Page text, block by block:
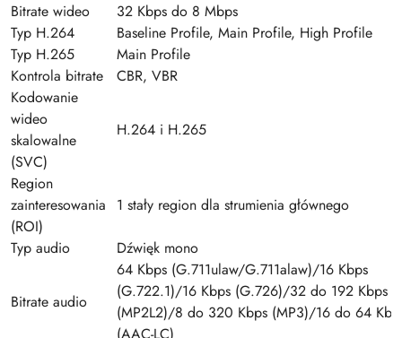
Bitrate wideo
32 Kbps do 8 Mbps
Typ H.264
Baseline Profile, Main Profile, High Profile
Typ H.265
Main Profile
Kontrola bitrate
CBR, VBR
Kodowanie
wideo
skalowalne
(SVC)
H.264 i H.265
Region
zainteresowania
(ROI)
1 stały region dla strumienia głównego
Typ audio Dźwięk mono
Bitrate audio
64 Kbps (G.711ulaw/G.711alaw)/16 Kbps
(G.722.1)/16 Kbps (G.726)/32 do 192 Kbps
(MP2L2)/8 do 320 Kbps (MP3)/16 do 64
(AAC-LC)